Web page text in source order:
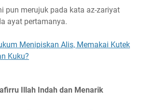
pun merujuk pada kata az-zariyat
ayat pertamanya.
Menipiskan Alis, Memakai Kutek
Kuku?
Illah Indah dan Menarik